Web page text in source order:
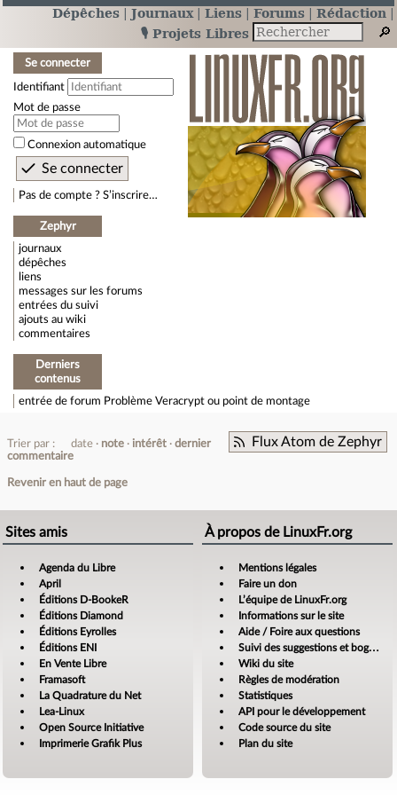
Dépêches Journaux Liens Forums
Rédaction
🎙️ Projets Libres
Se connecter
Identifiant
Mot de passe
Connexion automatique
Pas de compte ? S’inscrire…
Zephyr
journaux
dépêches
liens
messages sur les forums
entrées du suivi
ajouts au wiki
commentaires
Derniers
contenus
entrée de forum Problème Veracrypt ou point de montage
Flux Atom de Zephyr
Trier par : date note intérêt
dernier
commentaire
Revenir en haut de page
Sites amis
Agenda du Libre
April
Éditions D-BookeR
Éditions Diamond
Éditions Eyrolles
Éditions ENI
En Vente Libre
Framasoft
La Quadrature du Net
Lea-Linux
Open Source Initiative
Imprimerie Grafik Plus
À propos de LinuxFr.org
Mentions légales
Faire un don
L’équipe de LinuxFr.org
Informations sur le site
Aide / Foire aux questions
Suivi des suggestions et bogues
Wiki du site
Règles de modération
Statistiques
API pour le développement
Code source du site
Plan du site